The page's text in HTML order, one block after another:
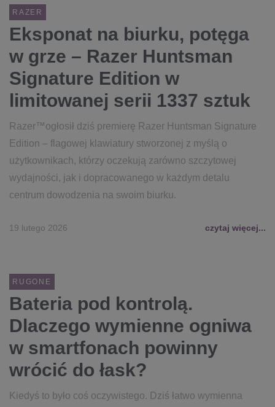
RAZER
Eksponat na biurku, potęga
w grze – Razer Huntsman
Signature Edition w
limitowanej serii 1337 sztuk
Razer™ogłosił dziś premierę Razer Huntsman Signature
Edition – flagowej klawiatury stworzonej z myślą o
użytkownikach, którzy oczekują zarówno szczytowej
wydajności, jak i dopracowanego w każdym detalu
centrum dowodzenia na swoim biurku.
19 lutego 2026 czytaj więcej...
RUGONE
Bateria pod kontrolą.
Dlaczego wymienne ogniwa
w smartfonach powinny
wrócić do łask?
Kiedyś to było coś oczywistego. Dziś łatwo wymienna